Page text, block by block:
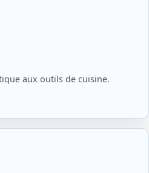
aux outils de cuisine.